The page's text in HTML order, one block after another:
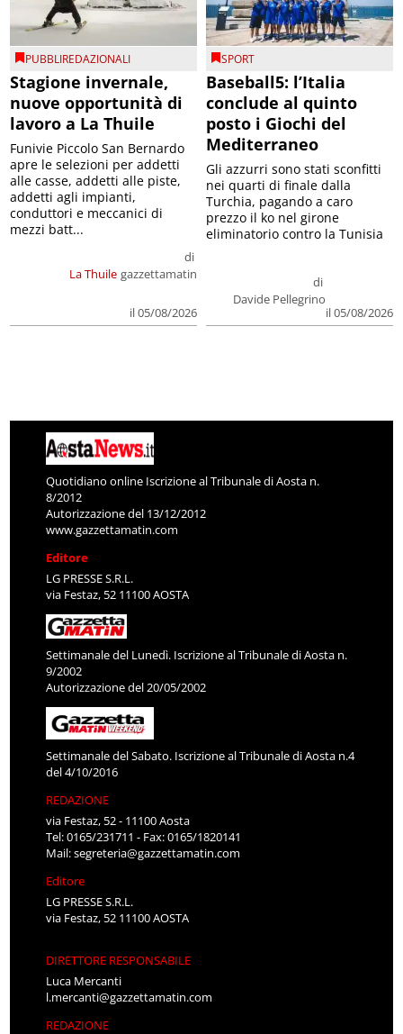
PUBBLIREDAZIONALI
Stagione invernale,
nuove opportunità di
lavoro a La Thuile
La Thuile
di
gazzettamatin
il 05/08/2026
Funivie Piccolo San Bernardo
apre le selezioni per addetti
alle casse, addetti alle piste,
addetti agli impianti,
conduttori e meccanici di
mezzi batt...
SPORT
Baseball5: l’Italia
conclude al quinto
posto i Giochi del
Mediterraneo
di
Davide Pellegrino
il 05/08/2026
Gli azzurri sono stati sconfitti
nei quarti di finale dalla
Turchia, pagando a caro
prezzo il ko nel girone
eliminatorio contro la Tunisia
Quotidiano online Iscrizione al Tribunale di Aosta n.
8/2012
Autorizzazione del 13/12/2012
www.gazzettamatin.com
Editore
LG PRESSE S.R.L.
via Festaz, 52 11100 AOSTA
Settimanale del Lunedì. Iscrizione al Tribunale di Aosta n.
9/2002
Autorizzazione del 20/05/2002
Settimanale del Sabato. Iscrizione al Tribunale di Aosta n.4
del 4/10/2016
REDAZIONE
via Festaz, 52 - 11100 Aosta
Tel: 0165/231711 - Fax: 0165/1820141
Mail:segreteria@gazzettamatin.com
Editore
LG PRESSE S.R.L.
via Festaz, 52 11100 AOSTA
DIRETTORE RESPONSABILE
Luca Mercanti
l.mercanti@gazzettamatin.com
REDAZIONE